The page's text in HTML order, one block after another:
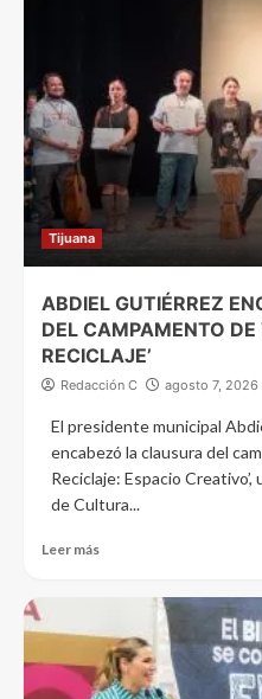
Tijuana
ABDIEL GUTIÉRREZ
DEL CAMPAMENTO DE
RECICLAJE’
Redacción C agosto 7, 2026
El presidente municipal
encabezó la clausura del
Reciclaje: Espacio
de Cultura...
Leer más